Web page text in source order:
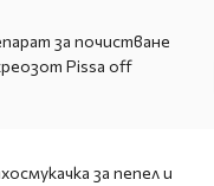
за почистване
Pissa off
за пепел и